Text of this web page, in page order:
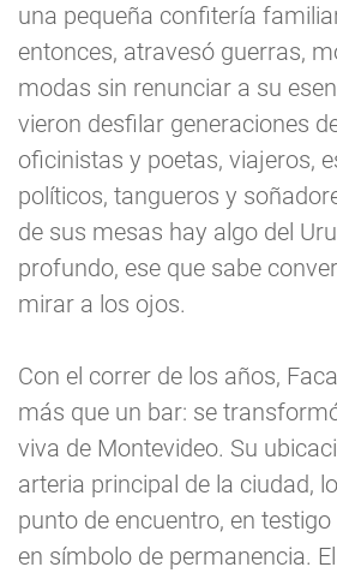
una pequeña confitería
entonces, atravesó guerras,
modas sin renunciar a su
vieron desfilar generaciones
oficinistas y poetas, viajeros,
políticos, tangueros y
de sus mesas hay algo del
profundo, ese que sabe
mirar a los ojos.
Con el correr de los años,
más que un bar: se
viva de Montevideo. Su
arteria principal de la ciudad,
punto de encuentro, en
en símbolo de permanencia.